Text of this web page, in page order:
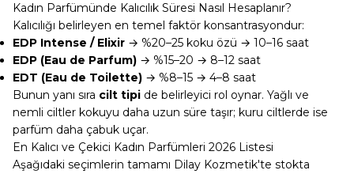
Kadın Parfümünde Kalıcılık Süresi Nasıl Hesaplanır?
Kalıcılığı belirleyen en temel faktör konsantrasyondur:
EDP Intense / Elixir → %20–25 koku özü → 10–16 saat
EDP (Eau de Parfum) → %15–20 → 8–12 saat
EDT (Eau de Toilette) → %8–15 → 4–8 saat
Bunun yanı sıra cilt tipi de belirleyici rol oynar. Yağlı ve
nemli ciltler kokuyu daha uzun süre taşır; kuru ciltlerde ise
parfüm daha çabuk uçar.
En Kalıcı ve Çekici Kadın Parfümleri 2026 Listesi
Aşağıdaki seçimlerin tamamı Dilay Kozmetik'te stokta